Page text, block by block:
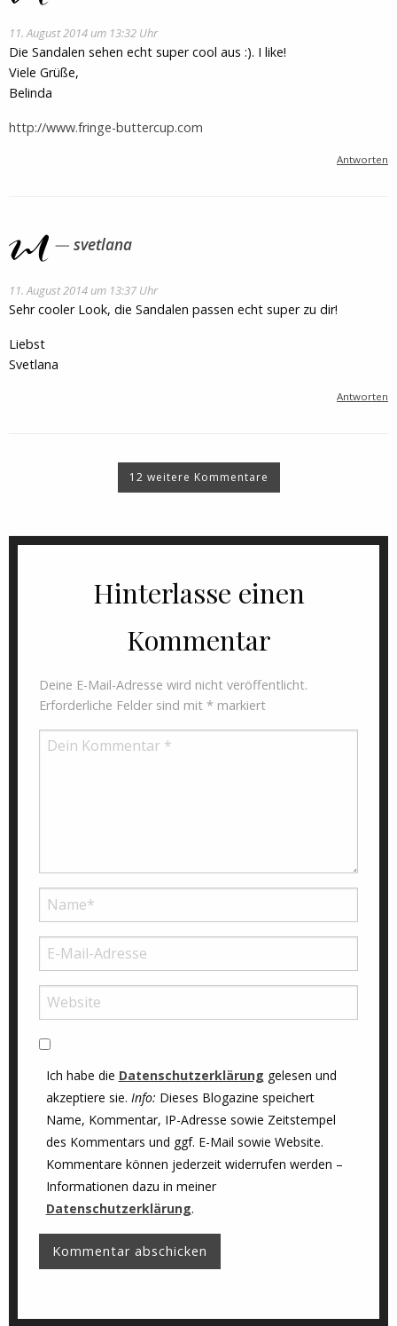
11. August 2014 um 13:32 Uhr
Die Sandalen sehen echt super cool aus :). I like!
Viele Grüße,
Belinda
http://www.fringe-buttercup.com
Antworten
svetlana
11. August 2014 um 13:37 Uhr
Sehr cooler Look, die Sandalen passen echt super zu dir!
Liebst
Svetlana
Antworten
12 weitere Kommentare
Hinterlasse einen
Kommentar
Deine E-Mail-Adresse wird nicht veröffentlicht.
Erforderliche Felder sind mit * markiert
Ich habe die Datenschutzerklärung gelesen und
akzeptiere sie. Info: Dieses Blogazine speichert
Name, Kommentar, IP-Adresse sowie Zeitstempel
des Kommentars und ggf. E-Mail sowie Website.
Kommentare können jederzeit widerrufen werden –
Informationen dazu in meiner
Datenschutzerklärung.